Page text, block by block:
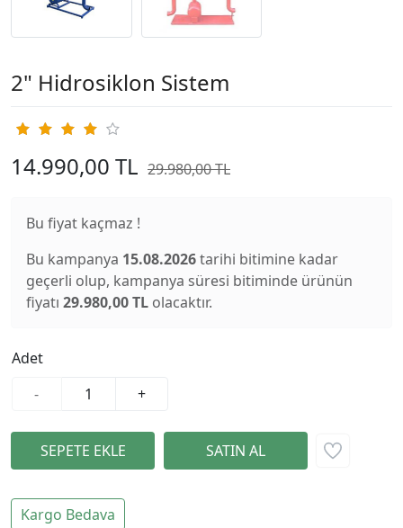
2" Hidrosiklon Sistem
14.990,00 TL 29.980,00 TL
Bu fiyat kaçmaz !
Bu kampanya 15.08.2026tarihi bitimine kadar
geçerli olup, kampanya süresi bitiminde ürünün
fiyatı 29.980,00 TL olacaktır.
Adet
-
+
Kargo Bedava